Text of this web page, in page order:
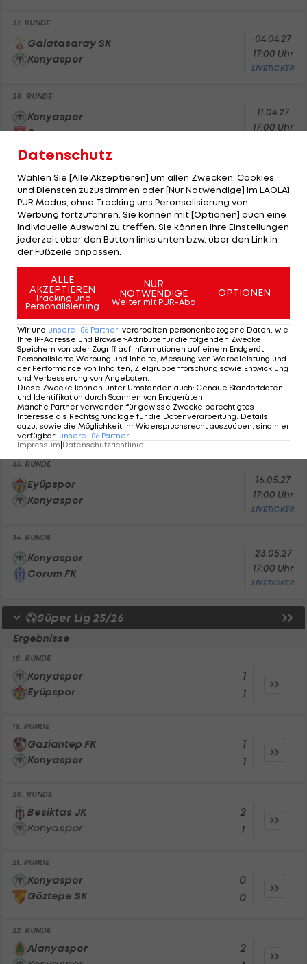
27. RUNDE
Galatasaray SK
Konyaspor
04.04.27
17:00 Uhr
LIVETICKER
28. RUNDE
Konyaspor
Samsunspor
11.04.27
17:00 Uhr
Besiktas JK
Konyaspor
18.04.27
LIVETICKER
30. RUNDE
Konyaspor
Alanyaspor
LIVETICKER
31. RUNDE
Gaziantep FK
Konyaspor
02.05.27
17:00 Uhr
LIVETICKER
32. RUNDE
Konyaspor
Göztepe SK
17:00 Uhr
33. RUNDE
Eyüpspor
Konyaspor
16.05.27
17:00 Uhr
LIVETICKER
34. RUNDE
Konyaspor
Corum FK
23.05.27
17:00 Uhr
LIVETICKER
Süper Lig 25/26
Ergebnisse
18. RUNDE
Konyaspor
Eyüpspor
1
1
19. RUNDE
Gaziantep FK
Konyaspor
1
1
20. RUNDE
Besiktas JK
Konyaspor
2
1
21. RUNDE
Konyaspor
Göztepe SK
0
0
22. RUNDE
Alanyaspor
2
Datenschutz
Wählen Sie [Alle Akzeptieren] um allen Zwecken, Cookies
und Diensten zuzustimmen oder [Nur Notwendige] im LAOLA1
PUR Modus, ohne Tracking uns Peronsalisierung von
Werbung fortzufahren. Sie können mit [Optionen] auch eine
individuelle Auswahl zu treffen. Sie können Ihre Einstellungen
jederzeit über den Button links unten bzw. über den Link in
der Fußzeile anpassen.
ALLE
AKZEPTIEREN
Tracking und
Personalisierung
NUR
NOTWENDIGE
Weiter mit PUR-Abo
OPTIONEN
Wir und unsere 186 Partner verarbeiten personenbezogene Daten, wie
Ihre IP-Adresse und Browser-Attribute für die folgenden Zwecke:
Speichern von oder Zugriff auf Informationen auf einem Endgerät;
Personalisierte Werbung und Inhalte, Messung von Werbeleistung und
der Performance von Inhalten, Zielgruppenforschung sowie Entwicklung
und Verbesserung von Angeboten
Diese Zwecke können unter Umständen auch: Genaue Standortdaten
und Identifikation durch Scannen von Endgeräten
Manche Partner verwenden für gewisse Zwecke berechtigtes
Interesse als Rechtsgrundlage für die Datenverarbeitung. Details
dazu, sowie die Möglichkeit Ihr Widerspruchsrecht auszuüben, sind hier
verfügbar: unsere 186 Partner
Impressum|Datenschutzrichtlinie